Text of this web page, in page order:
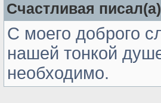
Счастливая
С моего доброго
нашей тонкой
необходимо.